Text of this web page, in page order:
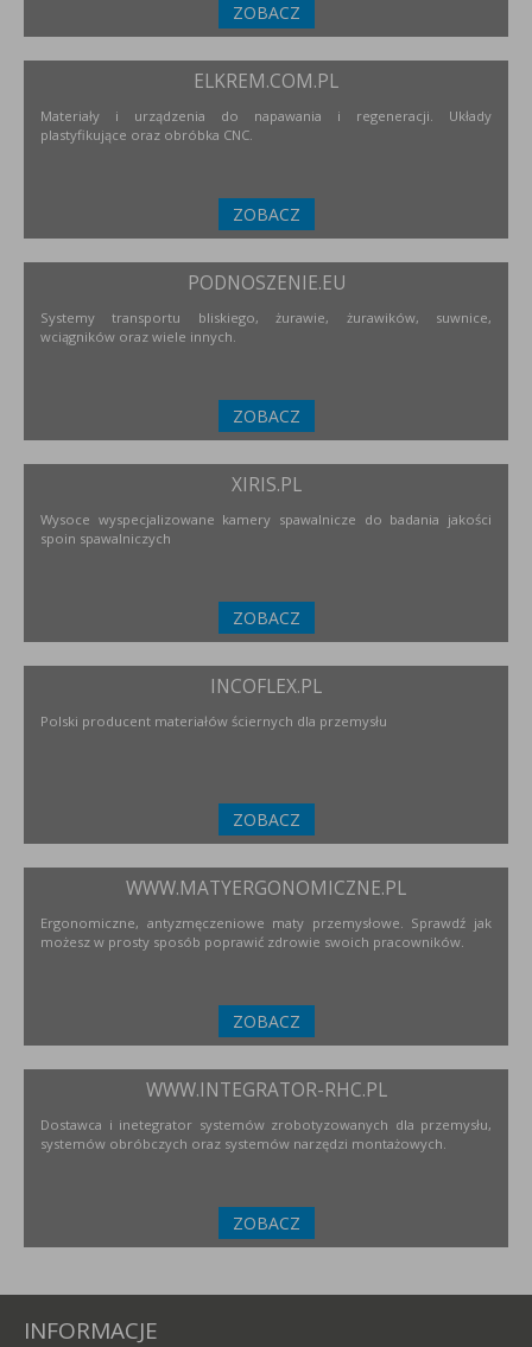
ZOBACZ
ELKREM.COM.PL
Materiały i urządzenia do napawania i regeneracji. Układy
plastyfikujące oraz obróbka CNC.
ZOBACZ
PODNOSZENIE.EU
Systemy transportu bliskiego, żurawie, żurawików, suwnice,
wciągników oraz wiele innych.
ZOBACZ
XIRIS.PL
Wysoce wyspecjalizowane kamery spawalnicze do badania jakości
spoin spawalniczych
ZOBACZ
INCOFLEX.PL
Polski producent materiałów ściernych dla przemysłu
ZOBACZ
WWW.MATYERGONOMICZNE.PL
Ergonomiczne, antyzmęczeniowe maty przemysłowe. Sprawdź jak
możesz w prosty sposób poprawić zdrowie swoich pracowników.
ZOBACZ
WWW.INTEGRATOR-RHC.PL
Dostawca i inetegrator systemów zrobotyzowanych dla przemysłu,
systemów obróbczych oraz systemów narzędzi montażowych.
ZOBACZ
INFORMACJE